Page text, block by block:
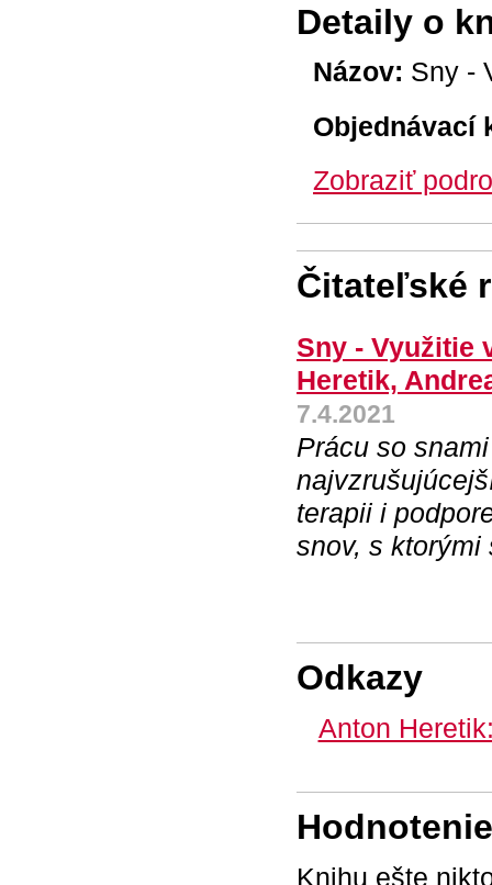
Detaily o
Názov: Sny -
Objednávací
Zobraziť
Čitateľské
Sny - Využitie
Heretik,
7.4.2021
Prácu so
terapii i
snov, s
Odkazy
Anton
Knihu ešte